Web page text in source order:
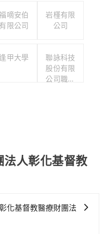
嘀安伯
有限公司
岩槿有限
公司
甲大學
聯詠科技
股份有限
公司職工
人彰化基督教
化基督教醫療財團法